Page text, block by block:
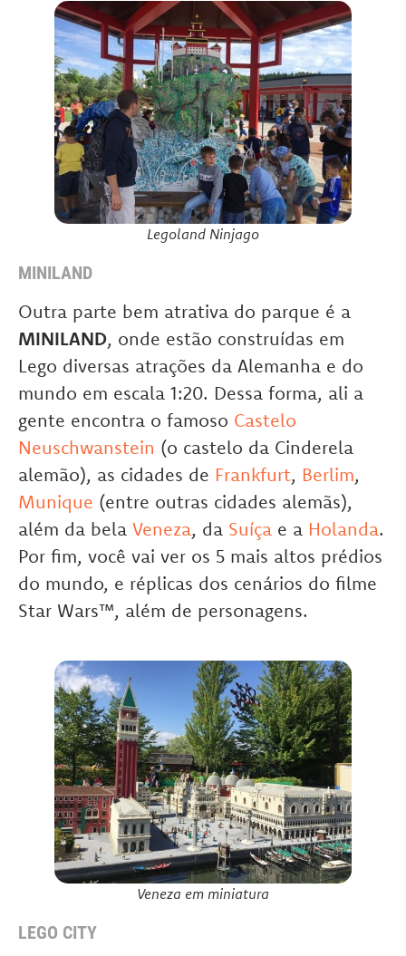
Legoland Ninjago
MINILAND
Outra parte bem atrativa do parque é a
MINILAND, onde estão construídas em
Lego diversas atrações da Alemanha e do
mundo em escala 1:20. Dessa forma, ali a
gente encontra o famoso Castelo
Neuschwanstein (o castelo da Cinderela
alemão), as cidades de Frankfurt, Berlim,
Munique (entre outras cidades alemãs),
além da bela Veneza, da Suíça e a Holanda.
Por fim, você vai ver os 5 mais altos prédios
do mundo, e réplicas dos cenários do filme
Star Wars™, além de personagens.
Veneza em miniatura
LEGO CITY